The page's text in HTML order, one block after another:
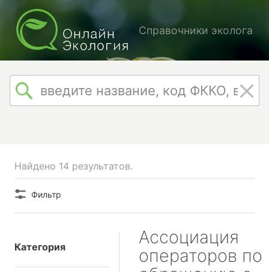
Справочники эколога
Найдено 14 результатов.
Фильтр
Категория
Ассоциация
операторов по